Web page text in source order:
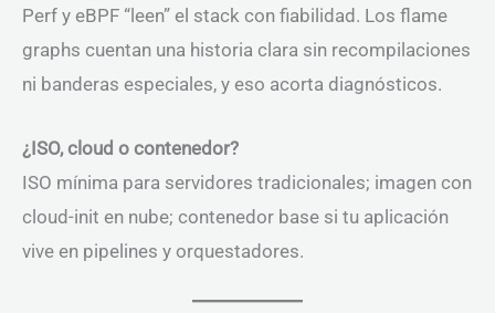
Perf y eBPF “leen” el stack con fiabilidad. Los flame
graphs cuentan una historia clara sin recompilaciones
ni banderas especiales, y eso acorta diagnósticos.
¿ISO, cloud o contenedor?
ISO mínima para servidores tradicionales; imagen con
cloud-init en nube; contenedor base si tu aplicación
vive en pipelines y orquestadores.